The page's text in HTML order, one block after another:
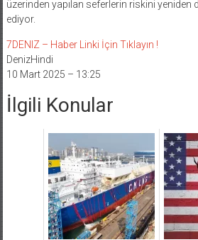
üzerinden yapılan seferlerin riskini yeniden
ediyor.
7DENIZ – Haber Linki İçin Tıklayın !
DenizHindi
10 Mart 2025 – 13:25
İlgili Konular